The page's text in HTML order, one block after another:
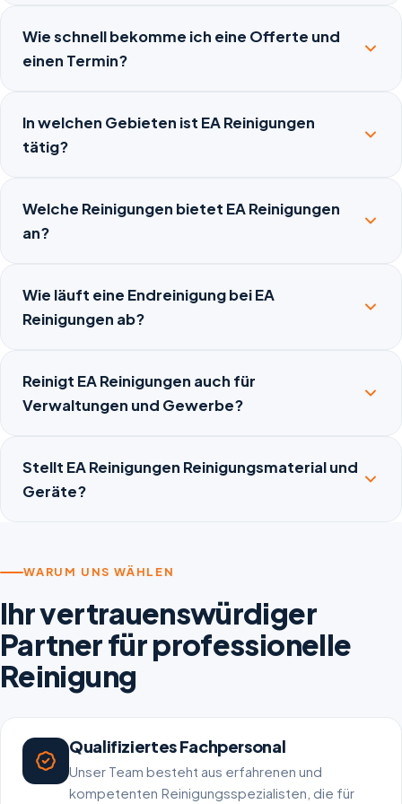
Wie schnell bekomme ich eine Offerte und
einen Termin?
In welchen Gebieten ist EA Reinigungen
tätig?
Welche Reinigungen bietet EA Reinigungen
an?
Wie läuft eine Endreinigung bei EA
Reinigungen ab?
Reinigt EA Reinigungen auch für
Verwaltungen und Gewerbe?
Stellt EA Reinigungen Reinigungsmaterial und
Geräte?
WARUM UNS WÄHLEN
Ihr vertrauenswürdiger
Partner für professionelle
Reinigung
Qualifiziertes Fachpersonal
Unser Team besteht aus erfahrenen und
kompetenten Reinigungsspezialisten, die für